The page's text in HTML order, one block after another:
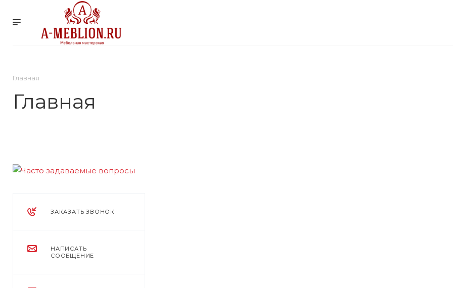
Главная
Главная
ЗАКАЗАТЬ ЗВОНОК
НАПИСАТЬ
СООБЩЕНИЕ